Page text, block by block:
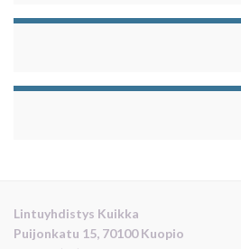
Lintuyhdistys Kuikka
Puijonkatu 15, 70100 Kuopio